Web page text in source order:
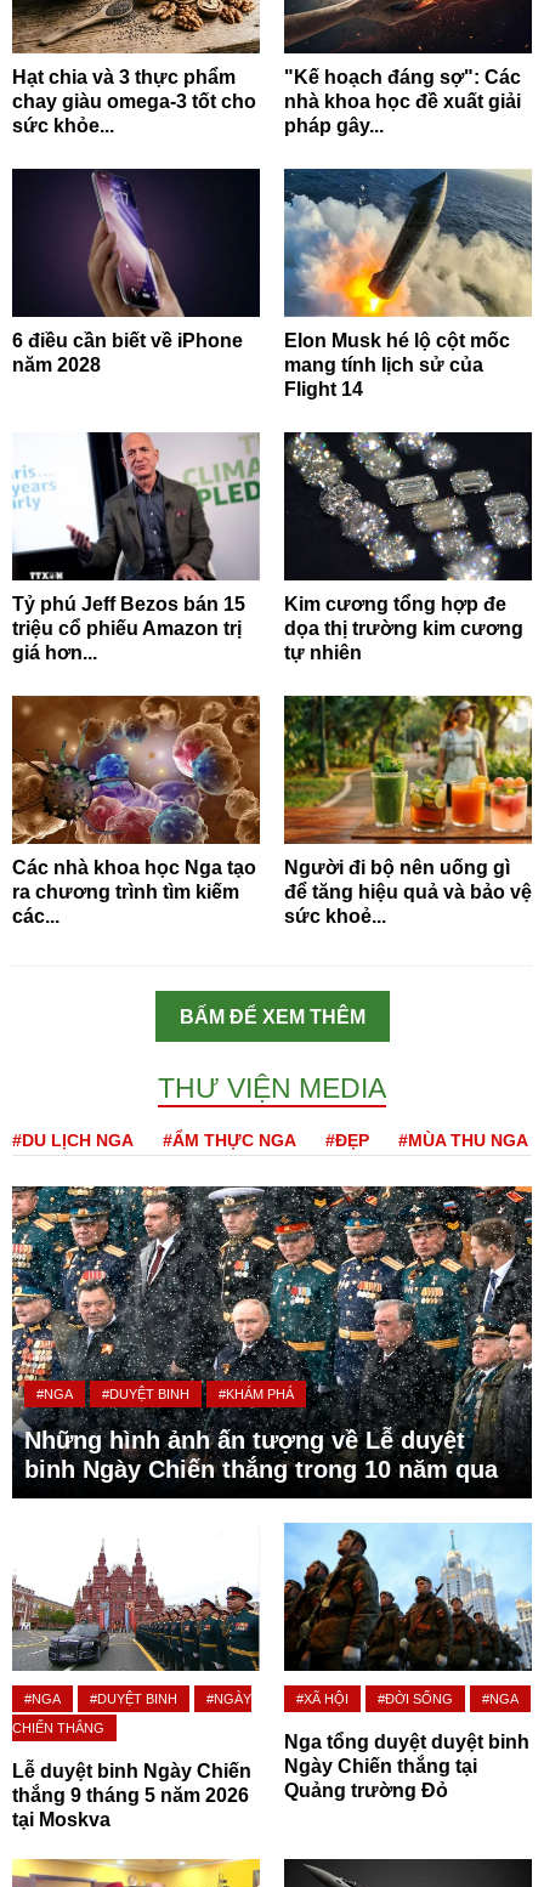
Hạt chia và 3 thực phẩm
chay giàu omega-3 tốt cho
sức khỏe...
"Kế hoạch đáng sợ": Các
nhà khoa học đề xuất giải
pháp gây...
6 điều cần biết về iPhone
năm 2028
Elon Musk hé lộ cột mốc
mang tính lịch sử của
Flight 14
Tỷ phú Jeff Bezos bán 15
triệu cổ phiếu Amazon trị
giá hơn...
Kim cương tổng hợp đe
dọa thị trường kim cương
tự nhiên
Các nhà khoa học Nga tạo
ra chương trình tìm kiếm
các...
Người đi bộ nên uống gì
để tăng hiệu quả và bảo vệ
sức khoẻ...
BẤM ĐỂ XEM THÊM
THƯ VIỆN MEDIA
#DU LỊCH NGA #ẨM THỰC NGA #ĐẸP #MÙA THU NGA
#NGA #DUYỆT BINH #KHÁM PHÁ
Những hình ảnh ấn tượng về Lễ duyệt
binh Ngày Chiến thắng trong 10 năm qua
#NGA #DUYỆT BINH
#NGÀY
CHIẾN THẮNG
Lễ duyệt binh Ngày Chiến
thắng 9 tháng 5 năm 2026
tại Moskva
#XÃ HỘI #ĐỜI SỐNG #NGA
Nga tổng duyệt duyệt binh
Ngày Chiến thắng tại
Quảng trường Đỏ